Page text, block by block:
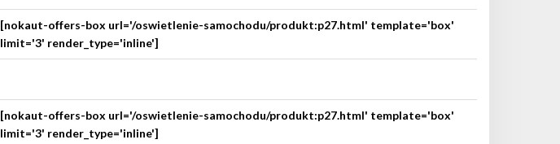
[nokaut-offers-box url='/oswietlenie-samochodu/produkt:p27.html' template='box'
limit='3' render_type='inline']
[nokaut-offers-box url='/oswietlenie-samochodu/produkt:p27.html' template='box'
limit='3' render_type='inline']